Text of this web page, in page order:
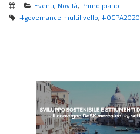
Eventi, Novità, Primo piano
#governance multilivello, #OCPA2020